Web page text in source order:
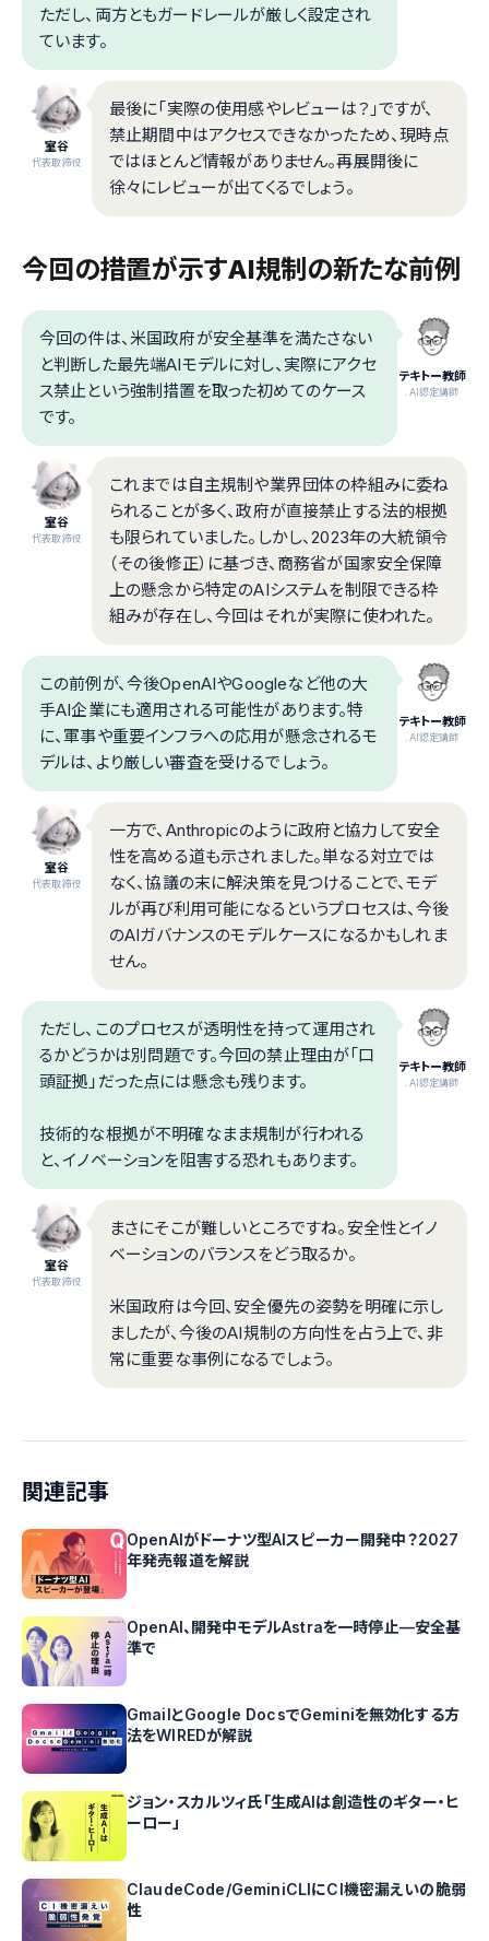
ただし、両方ともガードレールが厳しく設定され
ています。
室谷
代表取締役
最後に「実際の使用感やレビューは？」ですが、
禁止期間中はアクセスできなかったため、現時点
ではほとんど情報がありません。再展開後に
徐々にレビューが出てくるでしょう。
今回の措置が示すAI規制の新たな前例
テキトー教師
.AI認定講師
今回の件は、米国政府が安全基準を満たさない
と判断した最先端AIモデルに対し、実際にアクセ
ス禁止という強制措置を取った初めてのケース
です。
室谷
代表取締役
これまでは自主規制や業界団体の枠組みに委ね
られることが多く、政府が直接禁止する法的根拠
も限られていました。しかし、2023年の大統領令
（その後修正）に基づき、商務省が国家安全保障
上の懸念から特定のAIシステムを制限できる枠
組みが存在し、今回はそれが実際に使われた。
テキトー教師
.AI認定講師
この前例が、今後OpenAIやGoogleなど他の大
手AI企業にも適用される可能性があります。特
に、軍事や重要インフラへの応用が懸念されるモ
デルは、より厳しい審査を受けるでしょう。
室谷
代表取締役
一方で、Anthropicのように政府と協力して安全
性を高める道も示されました。単なる対立では
なく、協議の末に解決策を見つけることで、モデ
ルが再び利用可能になるというプロセスは、今後
のAIガバナンスのモデルケースになるかもしれま
せん。
テキトー教師
.AI認定講師
ただし、このプロセスが透明性を持って運用され
るかどうかは別問題です。今回の禁止理由が「口
頭証拠」だった点には懸念も残ります。
技術的な根拠が不明確なまま規制が行われる
と、イノベーションを阻害する恐れもあります。
室谷
代表取締役
まさにそこが難しいところですね。安全性とイノ
ベーションのバランスをどう取るか。
米国政府は今回、安全優先の姿勢を明確に示し
ましたが、今後のAI規制の方向性を占う上で、非
常に重要な事例になるでしょう。
関連記事
OpenAIがドーナツ型AIスピーカー開発中？2027
年発売報道を解説
OpenAI、開発中モデルAstraを一時停止—安全基
準で
GmailとGoogle DocsでGeminiを無効化する方
法をWIREDが解説
ジョン・スカルツィ氏「生成AIは創造性のギター・ヒ
ーロー」
ClaudeCode/GeminiCLIにCI機密漏えいの脆弱
性